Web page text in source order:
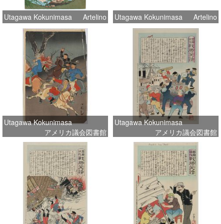
Utagawa Kokunimasa Artelino Utagawa Kokunimasa Artelino
Utagawa Kokunimasa
アメリカ議会図書館
Utagawa Kokunimasa
アメリカ議会図書館